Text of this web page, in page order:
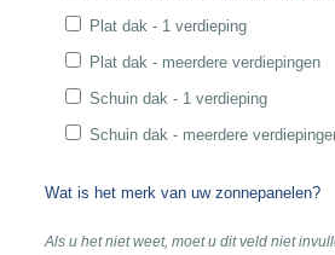
Plat dak - 1 verdieping
Plat dak - meerdere verdiepingen
Schuin dak - 1 verdieping
Schuin dak - meerdere
Wat is het merk van uw zonnepanelen?
Als u het niet weet, moet u dit veld niet